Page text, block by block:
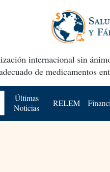
internacional sin
de medicamentos
Últimas
Noticias
RELEM